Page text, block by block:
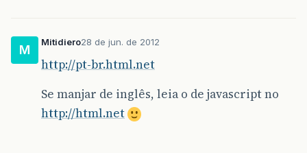
M
Mitidiero28 de jun. de 2012
http://pt-br.html.net
Se manjar de inglês, leia o de javascript no
http://html.net